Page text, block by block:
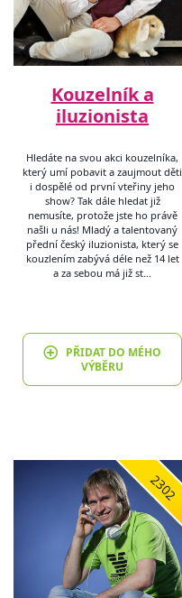
Kouzelník a
iluzionista
Hledáte na svou akci kouzelníka,
který umí pobavit a zaujmout děti
i dospělé od první vteřiny jeho
show? Tak dále hledat již
nemusíte, protože jste ho právě
našli u nás! Mladý a talentovaný
přední český iluzionista, který se
kouzlením zabývá déle než 14 let
a za sebou má již st…
PŘIDAT DO MÉHO
VÝBĚRU
2302